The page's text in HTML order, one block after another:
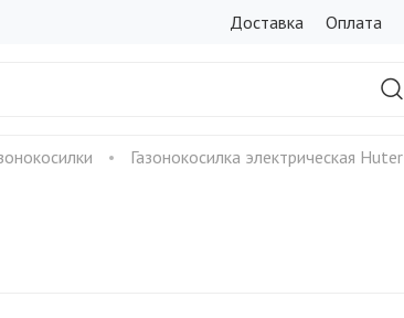
Доставка Оплата
Газонокосилка электрическая